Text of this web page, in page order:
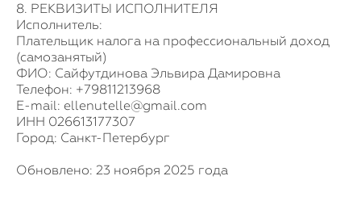
8. РЕКВИЗИТЫ ИСПОЛНИТЕЛЯ
Исполнитель:
Плательщик налога на профессиональный доход
(самозанятый)
ФИО: Сайфутдинова Эльвира Дамировна
Телефон: +79811213968
E-mail: ellenutelle@gmail.com
ИНН 026613177307
Город: Санкт-Петербург
Обновлено: 23 ноября 2025 года